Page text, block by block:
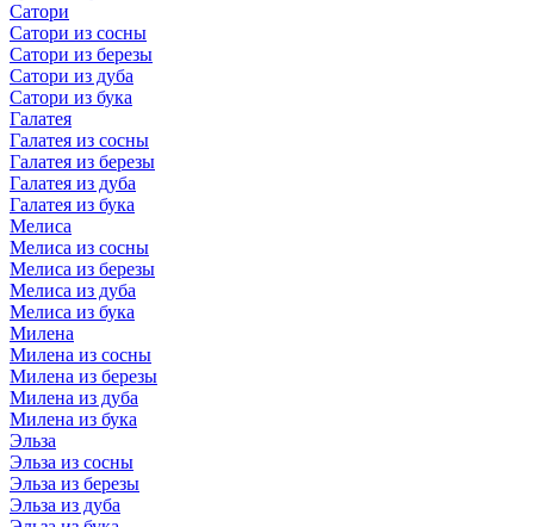
Сатори
Сатори из сосны
Сатори из березы
Сатори из дуба
Сатори из бука
Галатея
Галатея из сосны
Галатея из березы
Галатея из дуба
Галатея из бука
Мелиса
Мелиса из сосны
Мелиса из березы
Мелиса из дуба
Мелиса из бука
Милена
Милена из сосны
Милена из березы
Милена из дуба
Милена из бука
Эльза
Эльза из сосны
Эльза из березы
Эльза из дуба